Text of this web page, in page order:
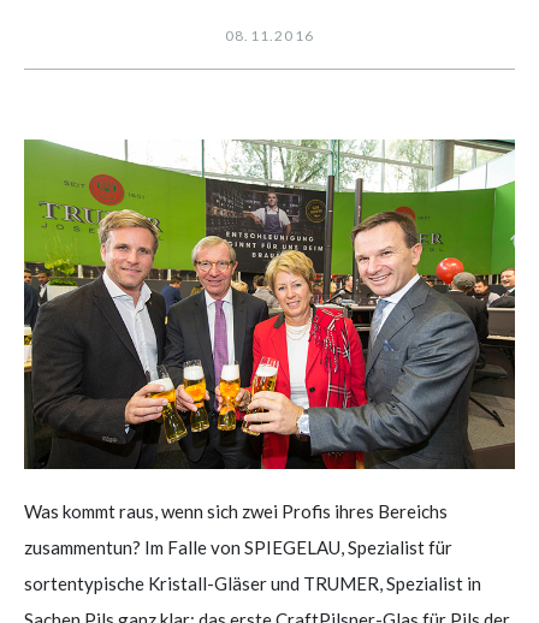
08.11.2016
Was kommt raus, wenn sich zwei Profis ihres Bereichs
zusammentun? Im Falle von SPIEGELAU, Spezialist für
sortentypische Kristall-Gläser und TRUMER, Spezialist in